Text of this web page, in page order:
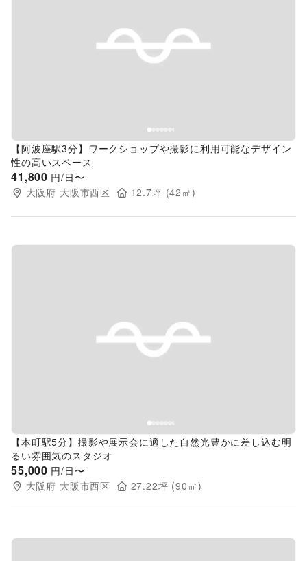
Previous slide
【阿波座駅3分】ワークショップや撮影に利用可能なデザイン
性の高いスペース
41,800 円/日〜
大阪府 大阪市西区 12.7坪 (42 ㎡)
Previous slide
【本町駅5分】撮影や展示会に適した自然光豊かに差し込む明
るい雰囲気のスタジオ
55,000 円/日〜
大阪府 大阪市西区 27.22坪 (90 ㎡)